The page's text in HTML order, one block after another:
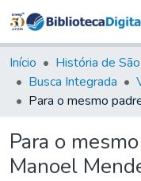
Início História de
Busca Integrada
Para o
Manoel